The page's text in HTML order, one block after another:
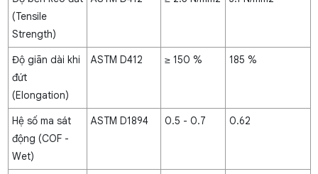
(Tensile
Strength)
Độ giãn dài khi
đứt
(Elongation)
ASTM D412 ≥ 150 % 185 %
Hệ số ma sát
động (COF -
Wet)
ASTM D1894 0.5 - 0.7 0.62